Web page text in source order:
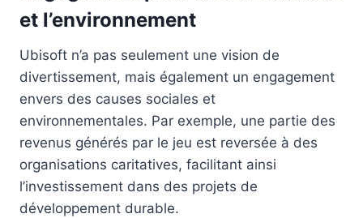
et l’environnement
Ubisoft n’a pas seulement une vision de
divertissement, mais également un engagement
envers des causes sociales et
environnementales. Par exemple, une partie des
revenus générés par le jeu est reversée à des
organisations caritatives, facilitant ainsi
l’investissement dans des projets de
développement durable.